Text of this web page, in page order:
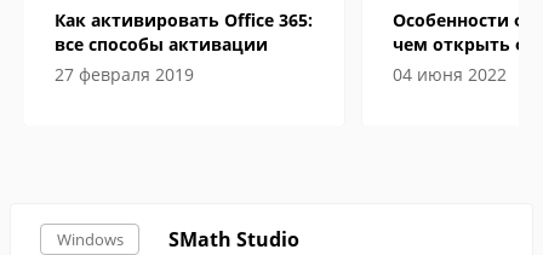
Как активировать Office 365:
все способы активации
27 февраля 2019
Особенности
чем открыть
электронной
04 июня 2022
Windows SMath Studio